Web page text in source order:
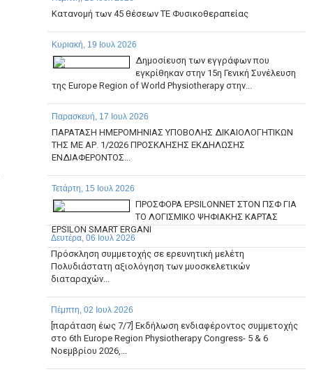
Κατανομή των 45 θέσεων ΤΕ Φυσικοθεραπείας
Κυριακή, 19 Ιουλ 2026
Δημοσίευση των εγγράφων που
εγκρίθηκαν στην 15η Γενική Συνέλευση
της Europe Region of World Physiotherapy στην...
Παρασκευή, 17 Ιουλ 2026
ΠΑΡΑΤΑΣΗ ΗΜΕΡΟΜΗΝΙΑΣ ΥΠΟΒΟΛΗΣ ΔΙΚΑΙΟΛΟΓΗΤΙΚΩΝ
ΤΗΣ ΜΕ ΑΡ. 1/2026 ΠΡΟΣΚΛΗΣΗΣ ΕΚΔΗΛΩΣΗΣ
ΕΝΔΙΑΦΕΡΟΝΤΟΣ...
Τετάρτη, 15 Ιουλ 2026
ΠΡΟΣΦΟΡΑ EPSILONNET ΣΤΟΝ ΠΣΦ ΓΙΑ
ΤΟ ΛΟΓΙΣΜΙΚΟ ΨΗΦΙΑΚΗΣ ΚΑΡΤΑΣ
EPSILON SMART ERGANI
Δευτέρα, 06 Ιουλ 2026
Πρόσκληση συμμετοχής σε ερευνητική μελέτη
Πολυδιάστατη αξιολόγηση των μυοσκελετικών
διαταραχών...
Πέμπτη, 02 Ιουλ 2026
[παράταση έως 7/7] Εκδήλωση ενδιαφέροντος συμμετοχής
στο 6th Europe Region Physiotherapy Congress- 5 & 6
Νοεμβρίου 2026,...